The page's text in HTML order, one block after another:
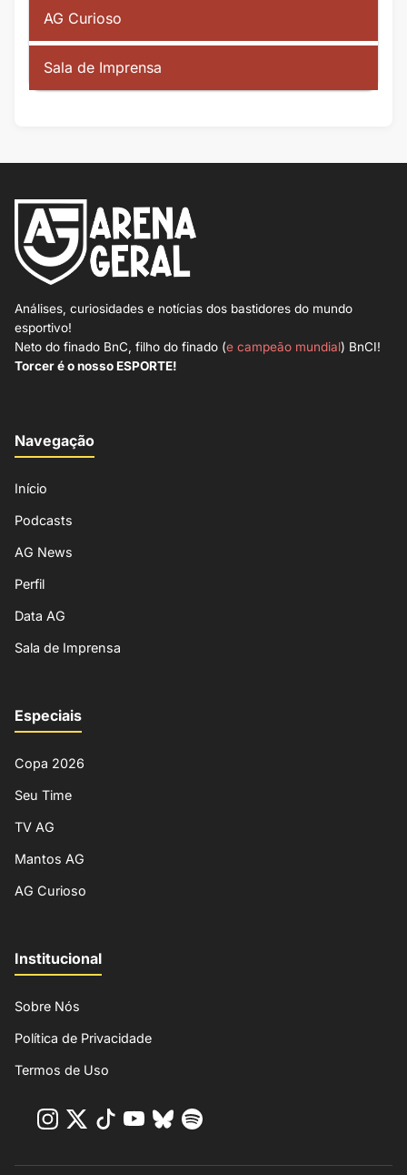
AG Curioso
Sala de Imprensa
Análises, curiosidades e notícias dos bastidores do mundo
esportivo!
Neto do finado BnC, filho do finado (e campeão mundial) BnCI!
Torcer é o nosso ESPORTE!
Navegação
Início
Podcasts
AG News
Perfil
Data AG
Sala de Imprensa
Especiais
Copa 2026
Seu Time
TV AG
Mantos AG
AG Curioso
Institucional
Sobre Nós
Política de Privacidade
Termos de Uso